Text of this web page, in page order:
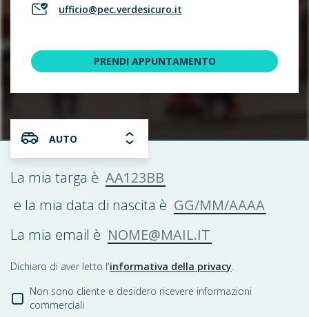
ufficio@pec.verdesicuro.it
PRENDI APPUNTAMENTO
AUTO
La mia targa è AA123BB
e la mia data di nascita è GG/MM/AAAA
La mia email è NOME@MAIL.IT
Dichiaro di aver letto l'informativa della privacy.
Non sono cliente e desidero ricevere informazioni
commerciali